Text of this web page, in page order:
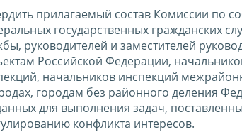
прилагаемый состав Комиссии по
государственных гражданских
руководителей и заместителей
Российской Федерации,
начальников инспекций
городам без районного деления
для выполнения задач,
конфликта интересов.